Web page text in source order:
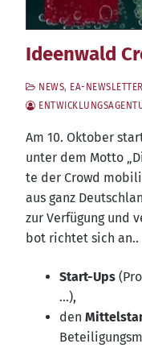
Ideenwald
NEWS, EA-NEWSLETTER
Am 10. Okto­ber
unter dem Mot­to
te der Crowd
aus ganz
zur Ver­fü­gung und
bot rich­tet sich an..
Start-Ups
…),
den